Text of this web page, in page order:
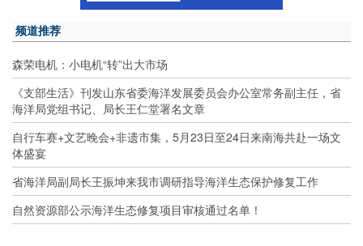
频道推荐
森荣电机：小电机“转”出大市场
《支部生活》刊发山东省委海洋发展委员会办公室常务副主任，省
海洋局党组书记、局长王仁堂署名文章
自行车赛+文艺晚会+非遗市集，5月23日至24日来南海共赴一场文
体盛宴
省海洋局副局长王振坤来我市调研指导海洋生态保护修复工作
自然资源部公示海洋生态修复项目审核通过名单！